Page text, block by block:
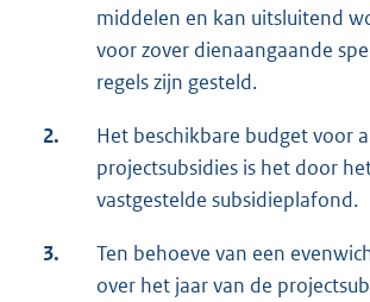
middelen en kan uitsluitend
voor zover dienaangaande
regels zijn gesteld.
2.
Het beschikbare budget voor
projectsubsidies is het door
vastgestelde subsidieplafond.
3.
Ten behoeve van een
over het jaar van de